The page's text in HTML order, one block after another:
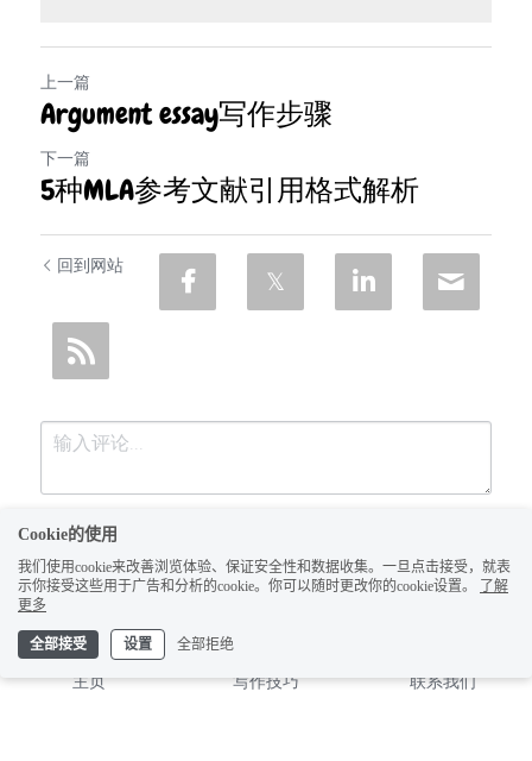
上一篇
Argument essay写作步骤
下一篇
5种MLA参考文献引用格式解析
回到网站
提交 取消
主页 写作技巧 联系我们
Cookie的使用
我们使用cookie来改善浏览体验、保证安全性和数据收集。一旦点击接受，就表
示你接受这些用于广告和分析的cookie。你可以随时更改你的cookie设置。
了解
更多
全部接受 设置 全部拒绝